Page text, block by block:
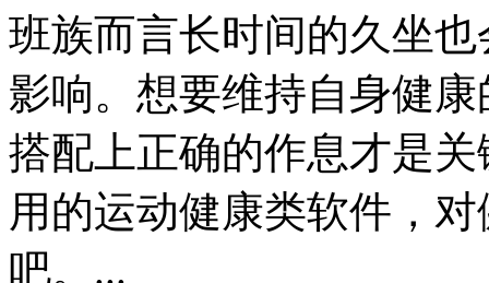
班族而言长时间的久坐
影响。想要维持自身健
搭配上正确的作息才是
用的运动健康类软件，
吧。...